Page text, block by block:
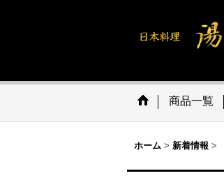
商品一覧
ホーム > 新着情報 >